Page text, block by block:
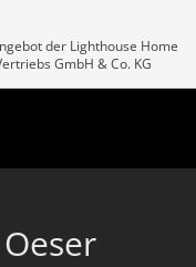
der Lighthouse Home
GmbH & Co. KG